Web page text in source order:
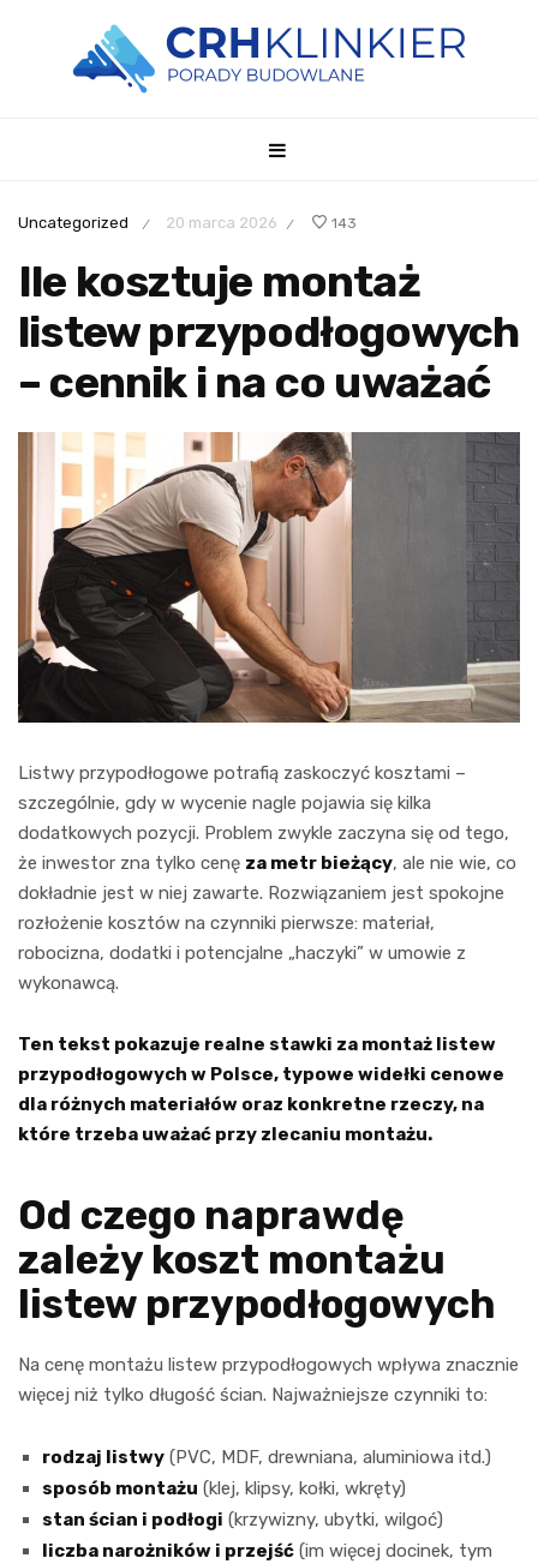
Uncategorized / 20 marca 2026 / 143
Ile kosztuje montaż
listew przypodłogowych
– cennik i na co uważać
Listwy przypodłogowe potrafią zaskoczyć kosztami –
szczególnie, gdy w wycenie nagle pojawia się kilka
dodatkowych pozycji. Problem zwykle zaczyna się od tego,
że inwestor zna tylko cenę za metr bieżący, ale nie wie, co
dokładnie jest w niej zawarte. Rozwiązaniem jest spokojne
rozłożenie kosztów na czynniki pierwsze: materiał,
robocizna, dodatki i potencjalne „haczyki” w umowie z
wykonawcą.
Ten tekst pokazuje realne stawki za montaż listew
przypodłogowych w Polsce, typowe widełki cenowe
dla różnych materiałów oraz konkretne rzeczy, na
które trzeba uważać przy zlecaniu montażu.
Od czego naprawdę
zależy koszt montażu
listew przypodłogowych
Na cenę montażu listew przypodłogowych wpływa znacznie
więcej niż tylko długość ścian. Najważniejsze czynniki to:
rodzaj listwy (PVC, MDF, drewniana, aluminiowa itd.)
sposób montażu (klej, klipsy, kołki, wkręty)
stan ścian i podłogi (krzywizny, ubytki, wilgoć)
liczba narożników i przejść (im więcej docinek, tym